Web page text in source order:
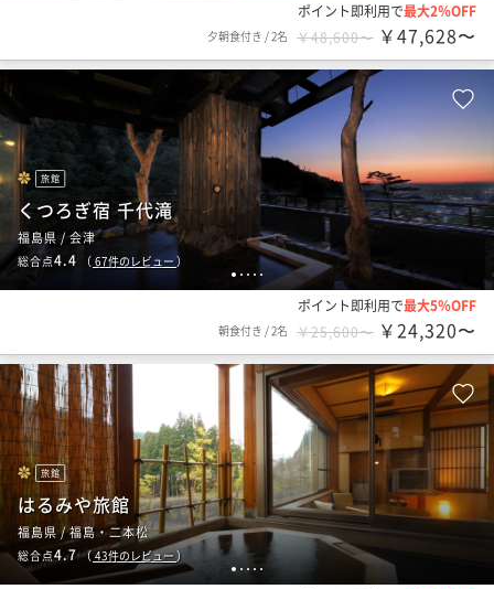
ポイント即利用で最大2％OFF
夕朝食付き /2名 ￥48,600〜 ￥47,628〜
1 2 3 4 5
旅館
くつろぎ宿 千代滝
福島県 / 会津
総合点4.4 （ 67件のレビュー）
ポイント即利用で最大5％OFF
朝食付き /2名 ￥25,600〜 ￥24,320〜
1 2 3 4 5
旅館
はるみや旅館
福島県 / 福島・二本松
総合点4.7（43件のレビュー）